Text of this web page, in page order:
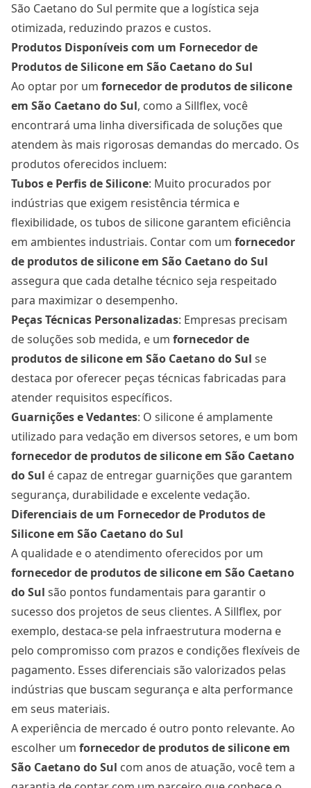
São Caetano do Sul permite que a logística seja
otimizada, reduzindo prazos e custos.
Produtos Disponíveis com um Fornecedor de
Produtos de Silicone em São Caetano do Sul
Ao optar por um fornecedor de produtos de silicone
em São Caetano do Sul, como a Sillflex, você
encontrará uma linha diversificada de soluções que
atendem às mais rigorosas demandas do mercado. Os
produtos oferecidos incluem:
Tubos e Perfis de Silicone: Muito procurados por
indústrias que exigem resistência térmica e
flexibilidade, os tubos de silicone garantem eficiência
em ambientes industriais. Contar com um fornecedor
de produtos de silicone em São Caetano do Sul
assegura que cada detalhe técnico seja respeitado
para maximizar o desempenho.
Peças Técnicas Personalizadas: Empresas precisam
de soluções sob medida, e um fornecedor de
produtos de silicone em São Caetano do Sul se
destaca por oferecer peças técnicas fabricadas para
atender requisitos específicos.
Guarnições e Vedantes: O silicone é amplamente
utilizado para vedação em diversos setores, e um bom
fornecedor de produtos de silicone em São Caetano
do Sul é capaz de entregar guarnições que garantem
segurança, durabilidade e excelente vedação.
Diferenciais de um Fornecedor de Produtos de
Silicone em São Caetano do Sul
A qualidade e o atendimento oferecidos por um
fornecedor de produtos de silicone em São Caetano
do Sul são pontos fundamentais para garantir o
sucesso dos projetos de seus clientes. A Sillflex, por
exemplo, destaca-se pela infraestrutura moderna e
pelo compromisso com prazos e condições flexíveis de
pagamento. Esses diferenciais são valorizados pelas
indústrias que buscam segurança e alta performance
em seus materiais.
A experiência de mercado é outro ponto relevante. Ao
escolher um fornecedor de produtos de silicone em
São Caetano do Sul com anos de atuação, você tem a